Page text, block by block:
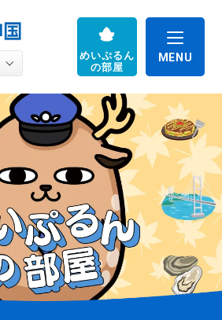
めいぷるん
の部屋
JRバス中国の魅力
高速バス
路線バス